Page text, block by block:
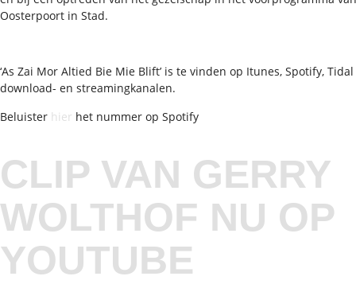
Oosterpoort in Stad.
‘As Zai Mor Altied Bie Mie Blift’ is te vinden op Itunes, Spotify,
download- en streamingkanalen.
Beluister hier het nummer op Spotify
CLIP VAN GERRY
WOLTHOF NU OP
YOUTUBE